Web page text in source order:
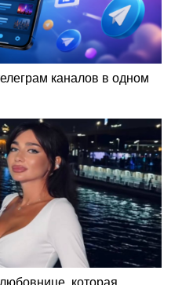
каналов в одном
которая